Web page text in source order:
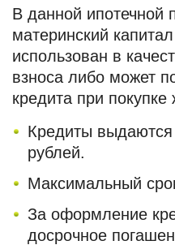
В данной ипотечной
материнский
использован в
взноса либо может
кредита при
Кредиты
рублей.
Максимальный
За оформление
досрочное